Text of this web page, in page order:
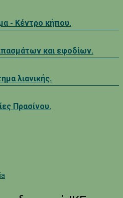
- Κέντρο κήπου.
και εφοδίων.
λιανικής.
Πρασίνου.